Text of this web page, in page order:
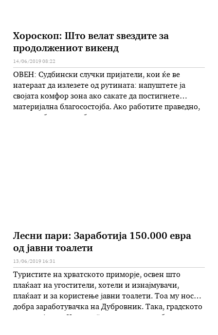
Хороскоп: Што велат ѕвездите за
продолжениот викенд
14/06/2019 08:22
ОВЕН: Судбински случки пријатели, кои ќе ве
натераат да излезете од рутината: напуштете ја
својата комфор зона ако сакате да постигнете
материјална благосостојба. Ако работите праведно,
Лесни пари: Заработија 150.000 евра
од јавни тоалети
13/06/2019 16:31
Туристите на хрватското приморје, освен што
плаќаат на угостители, хотели и изнајмувачи,
плаќаат и за користење јавни тоалети. Тоа му носи
добра заработувачка на Дубровник. Така, градското